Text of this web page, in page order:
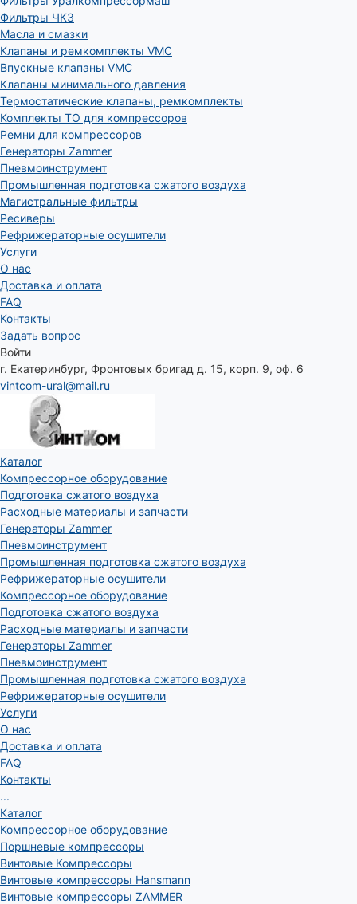
Фильтры ЧКЗ
Масла и смазки
Клапаны и ремкомплекты VMC
Впускные клапаны VMC
Клапаны минимального давления
Термостатические клапаны, ремкомплекты
Комплекты ТО для компрессоров
Ремни для компрессоров
Генераторы Zammer
Пневмоинструмент
Промышленная подготовка сжатого воздуха
Магистральные фильтры
Ресиверы
Рефрижераторные осушители
Услуги
О нас
Доставка и оплата
FAQ
Контакты
Задать вопрос
Войти
г. Екатеринбург, Фронтовых бригад д. 15, корп. 9, оф. 6
vintcom-ural@mail.ru
Каталог
Компрессорное оборудование
Подготовка сжатого воздуха
Расходные материалы и запчасти
Генераторы Zammer
Пневмоинструмент
Промышленная подготовка сжатого воздуха
Рефрижераторные осушители
Компрессорное оборудование
Подготовка сжатого воздуха
Расходные материалы и запчасти
Генераторы Zammer
Пневмоинструмент
Промышленная подготовка сжатого воздуха
Рефрижераторные осушители
Услуги
О нас
Доставка и оплата
FAQ
Контакты
...
Каталог
Компрессорное оборудование
Поршневые компрессоры
Винтовые Компрессоры
Винтовые компрессоры Hansmann
Винтовые компрессоры ZAMMER